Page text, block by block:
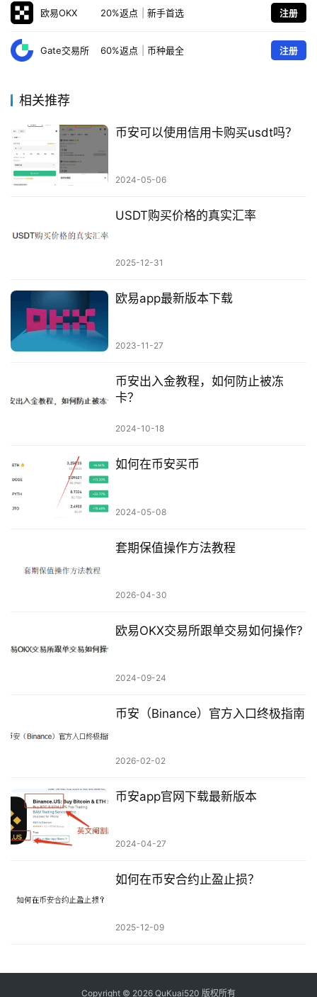
欧易OKX 20%返点 新手首选 注册
Gate交易所 60%返点 币种最全 注册
相关推荐
币安可以使用信用卡购买usdt吗？
2024-05-06
USDT购买价格的真实汇率
2025-12-31
欧易app最新版本下载
2023-11-27
币安出入金教程，如何防止被冻
卡？
2024-10-18
如何在币安买币
2024-05-08
套期保值操作方法教程
2026-04-30
欧易OKX交易所跟单交易如何操作?
2024-09-24
币安（Binance）官方入口终极指南
2026-02-02
币安app官网下载最新版本
2024-04-27
如何在币安合约止盈止损？
2025-12-09
Copyright © 2026 QuKuai520 版权所有